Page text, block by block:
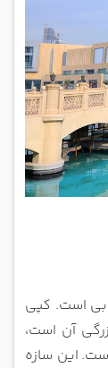
است. کپی
آن است،
این سازه